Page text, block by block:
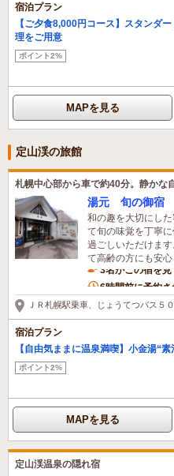
宿泊プラン
【ご夕食8,000円コース】スタンダ
理をご用意
ポイント2%
MAPを見る
定山渓の旅館
札幌中心部から車で約40分。静かな
湯元 旬の御宿
和の趣を大切にし
て旬の味覚を丁寧
過ごしいただけま
て高齢の方にも安心
3名がこの宿を見
6時間前に予約さ
ＪＲ札幌駅乗車、じょうてつバス５
宿泊プラン
【自由気ままに温泉満喫】小金湯“
ポイント2%
MAPを見る
定山渓温泉の隠れ宿